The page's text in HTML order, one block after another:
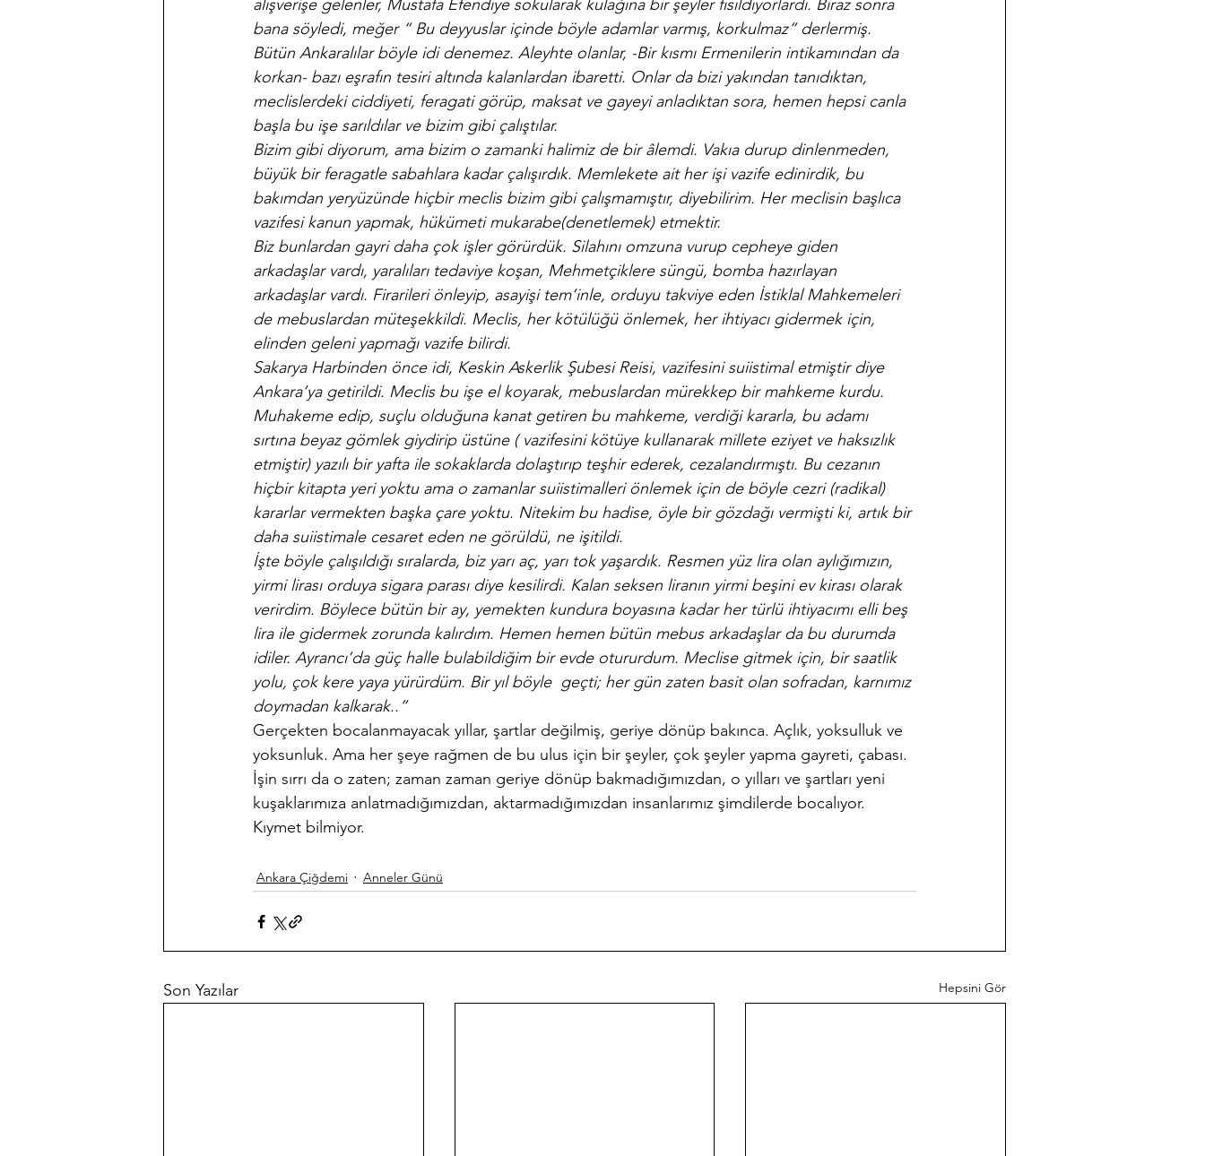
alışverişe gelenler, Mustafa Efendiye sokularak kulağına bir şeyler fısıldıyorlardı. Biraz sonra
bana söyledi, meğer “ Bu deyyuslar içinde böyle adamlar varmış, korkulmaz” derlermiş.
Bütün Ankaralılar böyle idi denemez. Aleyhte olanlar, -Bir kısmı Ermenilerin intikamından da
korkan- bazı eşrafın tesiri altında kalanlardan ibaretti. Onlar da bizi yakından tanıdıktan,
meclislerdeki ciddiyeti, feragati görüp, maksat ve gayeyi anladıktan sora, hemen hepsi canla
başla bu işe sarıldılar ve bizim gibi çalıştılar.
Bizim gibi diyorum, ama bizim o zamanki halimiz de bir âlemdi. Vakıa durup dinlenmeden,
büyük bir feragatle sabahlara kadar çalışırdık. Memlekete ait her işi vazife edinirdik, bu
bakımdan yeryüzünde hiçbir meclis bizim gibi çalışmamıştır, diyebilirim. Her meclisin başlıca
vazifesi kanun yapmak, hükümeti mukarabe(denetlemek) etmektir.
Biz bunlardan gayri daha çok işler görürdük. Silahını omzuna vurup cepheye giden
arkadaşlar vardı, yaralıları tedaviye koşan, Mehmetçiklere süngü, bomba hazırlayan
arkadaşlar vardı. Firarileri önleyip, asayişi tem’inle, orduyu takviye eden İstiklal Mahkemeleri
de mebuslardan müteşekkildi. Meclis, her kötülüğü önlemek, her ihtiyacı gidermek için,
elinden geleni yapmağı vazife bilirdi.
Sakarya Harbinden önce idi, Keskin Askerlik Şubesi Reisi, vazifesini suiistimal etmiştir diye
Ankara’ya getirildi. Meclis bu işe el koyarak, mebuslardan mürekkep bir mahkeme kurdu.
Muhakeme edip, suçlu olduğuna kanat getiren bu mahkeme, verdiği kararla, bu adamı
sırtına beyaz gömlek giydirip üstüne ( vazifesini kötüye kullanarak millete eziyet ve haksızlık
etmiştir) yazılı bir yafta ile sokaklarda dolaştırıp teşhir ederek, cezalandırmıştı. Bu cezanın
hiçbir kitapta yeri yoktu ama o zamanlar suiistimalleri önlemek için de böyle cezri (radikal)
kararlar vermekten başka çare yoktu. Nitekim bu hadise, öyle bir gözdağı vermişti ki, artık bir
daha suiistimale cesaret eden ne görüldü, ne işitildi.
İşte böyle çalışıldığı sıralarda, biz yarı aç, yarı tok yaşardık. Resmen yüz lira olan aylığımızın,
yirmi lirası orduya sigara parası diye kesilirdi. Kalan seksen liranın yirmi beşini ev kirası olarak
verirdim. Böylece bütün bir ay, yemekten kundura boyasına kadar her türlü ihtiyacımı elli beş
lira ile gidermek zorunda kalırdım. Hemen hemen bütün mebus arkadaşlar da bu durumda
idiler. Ayrancı’da güç halle bulabildiğim bir evde otururdum. Meclise gitmek için, bir saatlik
yolu, çok kere yaya yürürdüm. Bir yıl böyle  geçti; her gün zaten basit olan sofradan, karnımız
doymadan kalkarak..”
Gerçekten bocalanmayacak yıllar, şartlar değilmiş, geriye dönüp bakınca. Açlık, yoksulluk ve
yoksunluk. Ama her şeye rağmen de bu ulus için bir şeyler, çok şeyler yapma gayreti, çabası.
İşin sırrı da o zaten; zaman zaman geriye dönüp bakmadığımızdan, o yılları ve şartları yeni
kuşaklarımıza anlatmadığımızdan, aktarmadığımızdan insanlarımız şimdilerde bocalıyor.
Kıymet bilmiyor.
Ankara Çiğdemi Anneler Günü
Son Yazılar Hepsini Gör